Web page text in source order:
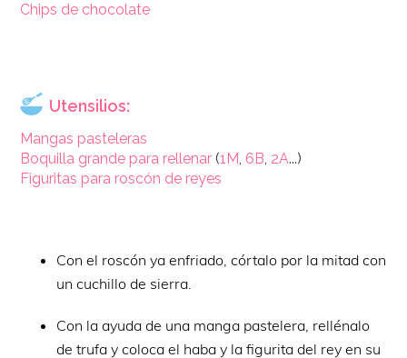
Chips de chocolate
Utensilios:
Mangas pasteleras
Boquilla grande para rellenar (1M, 6B, 2A...)
Figuritas para roscón de reyes
Con el roscón ya enfriado, córtalo por la mitad con
un cuchillo de sierra.
Con la ayuda de una manga pastelera, rellénalo
de trufa y coloca el haba y la figurita del rey en su